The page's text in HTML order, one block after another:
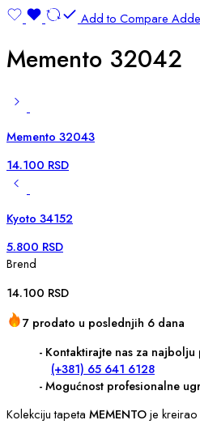
Add to Compare
Memento 32042
Memento 32043
14.100 RSD
Kyoto 34152
5.800 RSD
Brend
14.100 RSD
7 prodato u poslednjih 6 dana
- Kontaktirajte nas za najbolju
(+381) 65 641 6128
- Mogućnost profesionalne
Kolekciju tapeta MEMENTOje